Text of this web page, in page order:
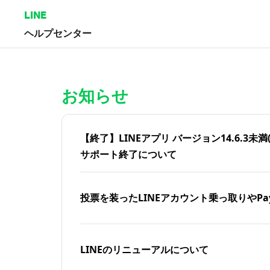
LINE
ヘルプセンター
お知らせ
【終了】LINEアプリ バージョン14.6.3
サポート終了について
投票を装ったLINEアカウント乗っ取りや
LINEのリニューアルについて